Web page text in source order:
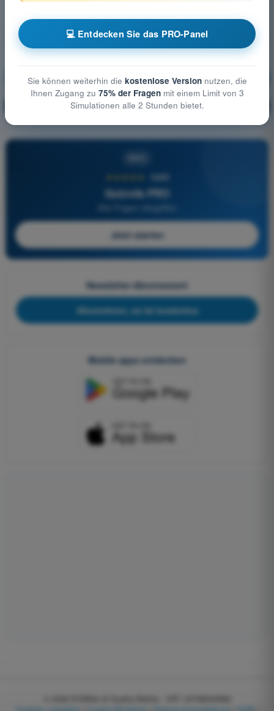
Menschliches Leistungsvermögen Ausbildung!
🔒 PRO Erläuterung der Frage
4,6/5
Quizvds PRO
Alle Fragen inbegriffen
Jetzt starten
Newsletter-Abonnement
Abonnieren, es ist kostenlos
Mobile apps entdecken
💻 Entdecken Sie das PRO-Panel
Sie können weiterhin die kostenlose Versionnutzen, die
Ihnen Zugang zu 75% der Fragenmit einem Limit von 3
Simulationen alle 2 Stunden bietet.